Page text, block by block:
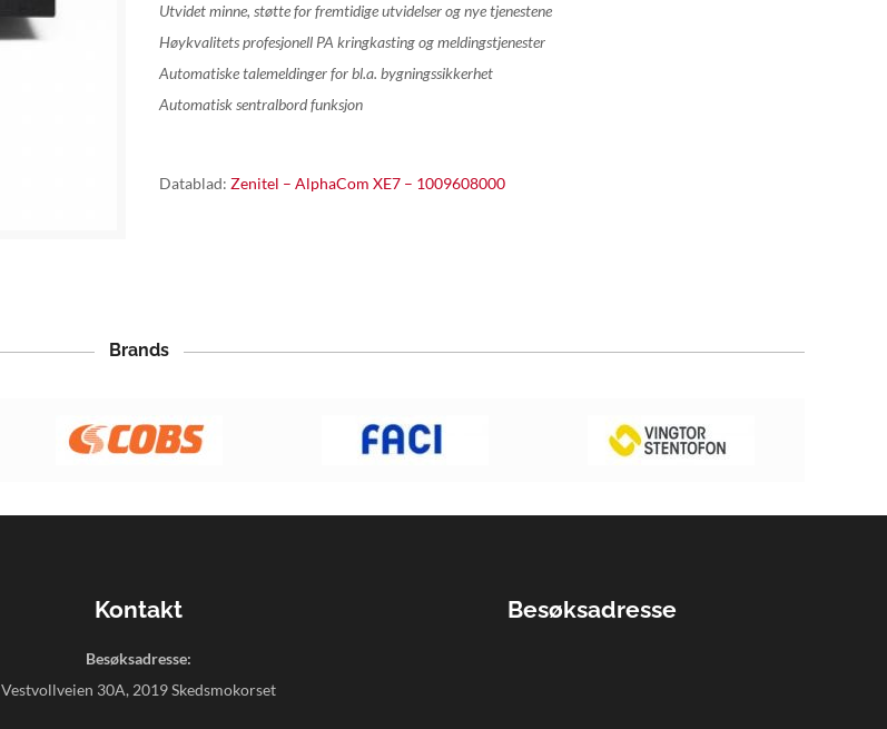
Utvidetminne, støtte forfremtidige utvidelser ognye tjenestene
Høykvalitets profesjonell PA kringkastingogmeldingstjenester
Automatiske talemeldinger forbl.a. bygningssikkerhet
Automatisk sentralbord funksjon
Datablad: Zenitel – AlphaCom XE7 – 1009608000
Brands
Kontakt
Besøksadresse:
Vestvollveien 30A, 2019 Skedsmokorset
Besøksadresse